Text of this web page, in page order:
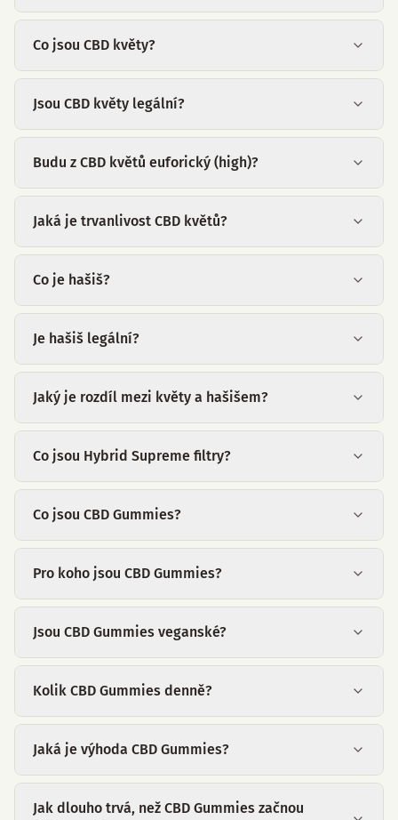
Co jsou CBD květy?
Jsou CBD květy legální?
Budu z CBD květů euforický (high)?
Jaká je trvanlivost CBD květů?
Co je hašiš?
Je hašiš legální?
Jaký je rozdíl mezi květy a hašišem?
Co jsou Hybrid Supreme filtry?
Co jsou CBD Gummies?
Pro koho jsou CBD Gummies?
Jsou CBD Gummies veganské?
Kolik CBD Gummies denně?
Jaká je výhoda CBD Gummies?
Jak dlouho trvá, než CBD Gummies začnou